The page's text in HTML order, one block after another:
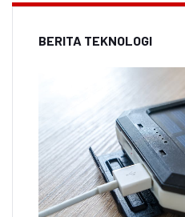
BERITA TEKNOLOGI